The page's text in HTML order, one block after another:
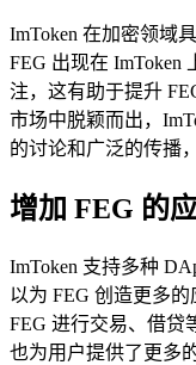
ImToken 在加密领域
FEG 出现在 ImToken
注，这有助于提升
市场中脱颖而出，
的讨论和广泛的传播
增加 FEG 的
ImToken 支持多种
以为 FEG 创造更多
FEG 进行交易、借贷
也为用户提供了更多